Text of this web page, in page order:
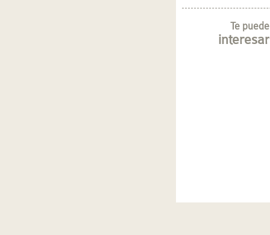
Te puede
interesar